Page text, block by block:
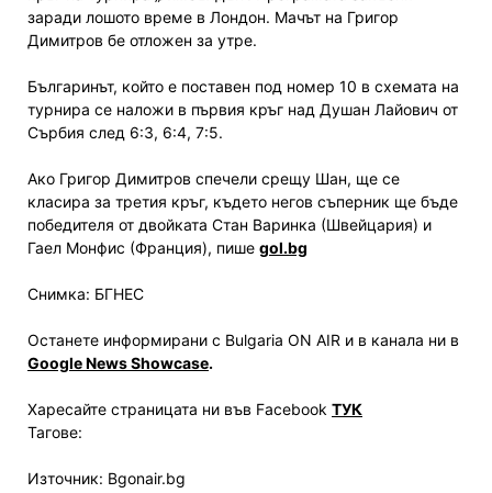
заради лошото време в Лондон. Мачът на Григор
Димитров бе отложен за утре.
Българинът, който е поставен под номер 10 в схемата на
турнира се наложи в първия кръг над Душан Лайович от
Сърбия след 6:3, 6:4, 7:5.
Ако Григор Димитров спечели срещу Шан, ще се
класира за третия кръг, където негов съперник ще бъде
победителя от двойката Стан Варинка (Швейцария) и
Гаел Монфис (Франция), пише gol.bg
Снимка: БГНЕС
Останете информирани с Bulgaria ON AIR и в канала ни в
Google News Showcase.
Харесайте страницата ни във Facebook ТУК
Тагове:
Източник: Bgonair.bg